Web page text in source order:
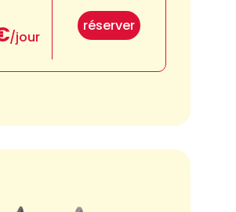
/jour
réserver